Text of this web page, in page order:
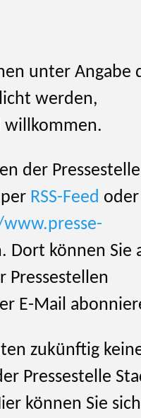
unter Angabe
werden,
willkommen.
der
RSS-Feed oder
Dort können Sie
Pressestellen
E-Mail
zukünftig
Pressestelle
können Sie sich